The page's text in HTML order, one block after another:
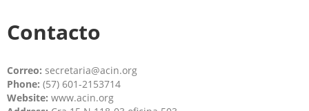
Contacto
Correo: secretaria@acin.org
Phone: (57) 601-2153714
Website: www.acin.org